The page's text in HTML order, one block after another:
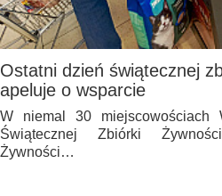
Ostatni dzień świątecznej
apeluje o wsparcie
W niemal 30 miejscowościach
Świątecznej Zbiórki
Żywności…